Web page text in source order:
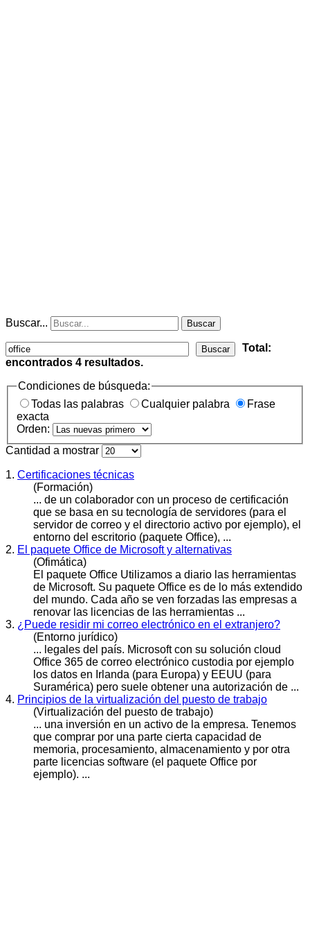
Buscar... Buscar
Buscar
Total:
encontrados 4 resultados.
Condiciones de búsqueda:
Todas las palabras
Cualquier palabra
Frase
exacta
Orden:
Cantidad a mostrar
1. Certificaciones técnicas
(Formación)
... de un colaborador con un proceso de certificación
que se basa en su tecnología de servidores (para el
servidor de correo y el directorio activo por ejemplo), el
entorno del escritorio (paquete Office), ...
2. El paquete Office de Microsoft y alternativas
(Ofimática)
El paquete Office Utilizamos a diario las herramientas
de Microsoft. Su paquete Office es de lo más extendido
del mundo. Cada año se ven forzadas las empresas a
renovar las licencias de las herramientas ...
3. ¿Puede residir mi correo electrónico en el extranjero?
(Entorno jurídico)
... legales del país. Microsoft con su solución cloud
Office 365 de correo electrónico custodia por ejemplo
los datos en Irlanda (para Europa) y EEUU (para
Suramérica) pero suele obtener una autorización de ...
4. Principios de la virtualización del puesto de trabajo
(Virtualización del puesto de trabajo)
... una inversión en un activo de la empresa. Tenemos
que comprar por una parte cierta capacidad de
memoria, procesamiento, almacenamiento y por otra
parte licencias software (el paquete Office por
ejemplo). ...